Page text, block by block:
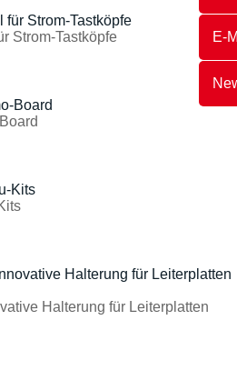
E-
Strom-Tastköpfe
Halterung für Leiterplatten